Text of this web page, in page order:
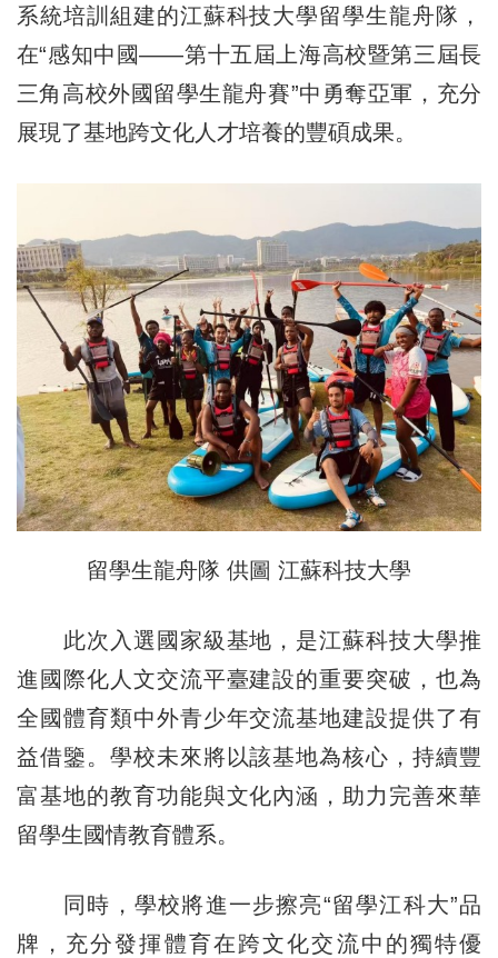
系統培訓組建的江蘇科技大學留學生龍舟隊，
在“感知中國——第十五屆上海高校暨第三屆長
三角高校外國留學生龍舟賽”中勇奪亞軍，充分
展現了基地跨文化人才培養的豐碩成果。
留學生龍舟隊 供圖 江蘇科技大學
此次入選國家級基地，是江蘇科技大學推
進國際化人文交流平臺建設的重要突破，也為
全國體育類中外青少年交流基地建設提供了有
益借鑒。學校未來將以該基地為核心，持續豐
富基地的教育功能與文化內涵，助力完善來華
留學生國情教育體系。
同時，學校將進一步擦亮“留學江科大”品
牌，充分發揮體育在跨文化交流中的獨特優